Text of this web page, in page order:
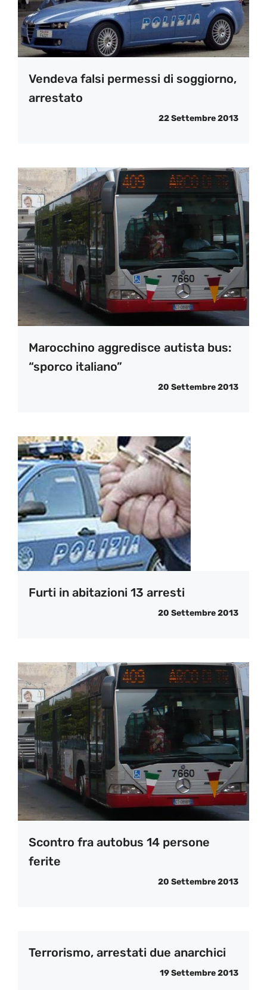
Vendeva falsi permessi di soggiorno,
arrestato
22 Settembre 2013
Marocchino aggredisce autista bus:
“sporco italiano”
20 Settembre 2013
Furti in abitazioni 13 arresti
20 Settembre 2013
Scontro fra autobus 14 persone
ferite
20 Settembre 2013
Terrorismo, arrestati due anarchici
19 Settembre 2013